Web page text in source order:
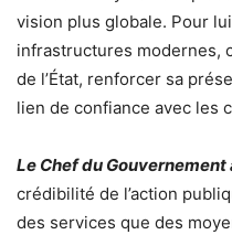
vision plus globale. Pour
infrastructures modernes,
de l’État, renforcer sa
lien de confiance avec les
Le Chef du
crédibilité de l’action
des services que des